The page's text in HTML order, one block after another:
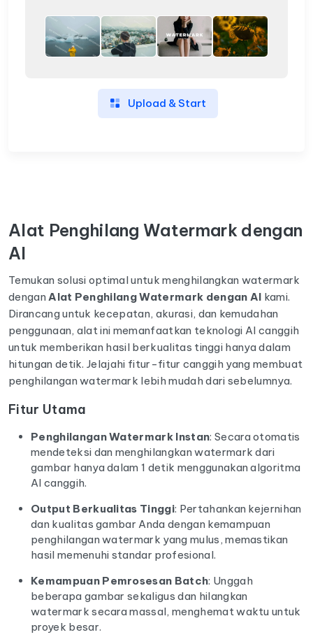
Upload & Start
Alat Penghilang Watermark dengan
AI
Temukan solusi optimal untuk menghilangkan watermark
denganAlat Penghilang Watermark dengan AI kami.
Dirancang untuk kecepatan, akurasi, dan kemudahan
penggunaan, alat ini memanfaatkan teknologi AI canggih
untuk memberikan hasil berkualitas tinggi hanya dalam
hitungan detik. Jelajahi fitur-fitur canggih yang membuat
penghilangan watermark lebih mudah dari sebelumnya.
Fitur Utama
Penghilangan Watermark Instan: Secara otomatis
mendeteksi dan menghilangkan watermark dari
gambar hanya dalam 1 detik menggunakan algoritma
AI canggih.
Output Berkualitas Tinggi: Pertahankan kejernihan
dan kualitas gambar Anda dengan kemampuan
penghilangan watermark yang mulus, memastikan
hasil memenuhi standar profesional.
Kemampuan Pemrosesan Batch: Unggah
beberapa gambar sekaligus dan hilangkan
watermark secara massal, menghemat waktu untuk
proyek besar.